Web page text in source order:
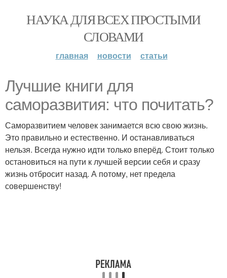
НАУКА ДЛЯ ВСЕХ ПРОСТЫМИ
СЛОВАМИ
главная новости статьи
Лучшие книги для
саморазвития: что почитать?
Саморазвитием человек занимается всю свою жизнь.
Это правильно и естественно. И останавливаться
нельзя. Всегда нужно идти только вперёд. Стоит только
остановиться на пути к лучшей версии себя и сразу
жизнь отбросит назад. А потому, нет предела
совершенству!